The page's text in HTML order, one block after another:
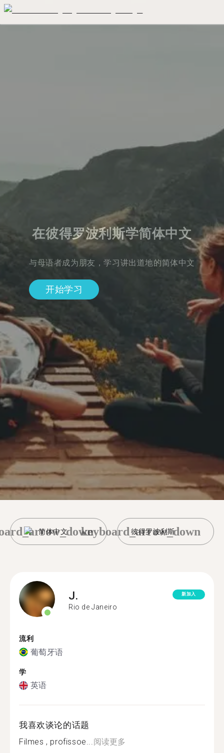
在彼得罗波利斯学简体中文
与母语者成为朋友，学习讲出道地的简体中文
开始学习
简体中文 彼得罗波利斯
keyboard_arrow_down
J.
Rio de Janeiro
新加入
流利
葡萄牙语
学
英语
我喜欢谈论的话题
Filmes , profissoe...阅读更多